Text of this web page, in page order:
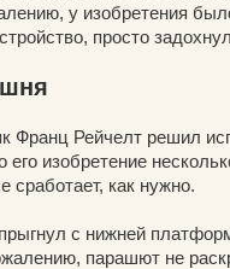
у изобретения
просто
Франц Рейчелт решил
изобретение
сработает, как нужно.
с нижней
парашют не